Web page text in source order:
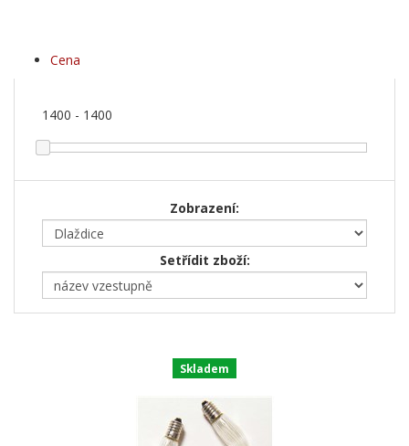
Cena
1400 - 1400
Zobrazení:
Setřídit zboží:
Skladem